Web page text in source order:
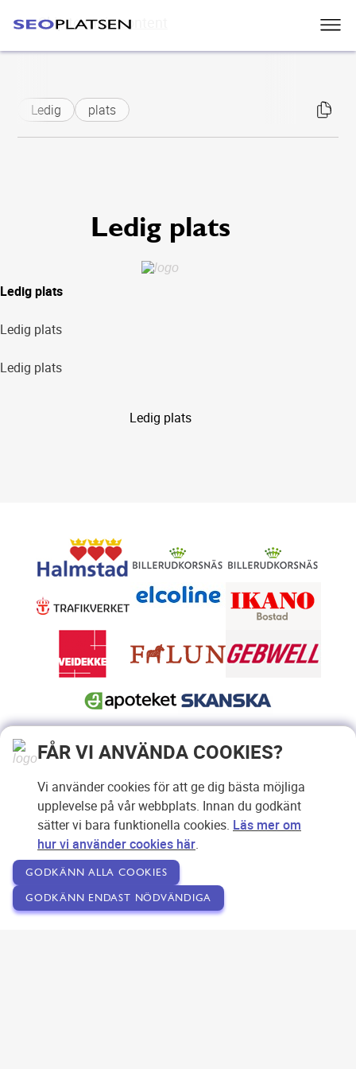
Skip to main content
Ledig plats
Ledig plats
Ledig plats
Ledig plats
Ledig plats
Ledig plats
FÅR VI ANVÄNDA COOKIES?
Vi använder cookies för att ge dig bästa möjliga
upplevelse på vår webbplats. Innan du godkänt
sätter vi bara funktionella cookies. Läs mer om
hur vi använder cookies här.
GODKÄNN ALLA COOKIES
GODKÄNN ENDAST NÖDVÄNDIGA